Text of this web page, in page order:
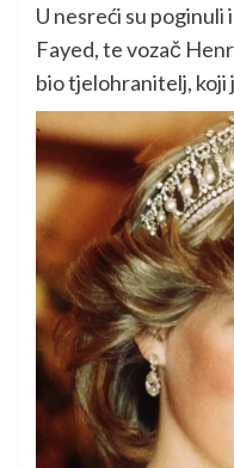
U nesreći su
Fayed, te vozač
bio tjelohranitelj, koji